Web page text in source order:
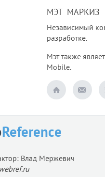
МЭТ МАРКИЗ
Независимый
разработке.
Мэт также
Mobile.
Reference
Влад Мержевич